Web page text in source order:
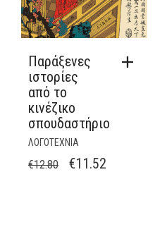
Παράξενες
ιστορίες
από το
κινέζικο
σπουδαστήριο
ΛΟΓΟΤΕΧΝΙΑ
€12.80
ORIGINAL
€11.52